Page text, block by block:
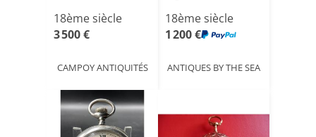
18ème siècle
3 500 €
CAMPOY ANTIQUITÉS
18ème siècle
1 200 €
ANTIQUES BY THE SEA